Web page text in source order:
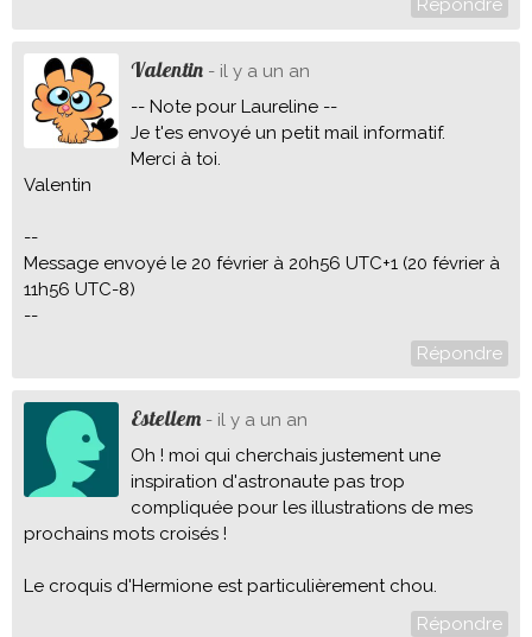
Répondre
Valentin - il y a un an
-- Note pour Laureline --
Je t'es envoyé un petit mail informatif.
Merci à toi.
Valentin
--
Message envoyé le 20 février à 20h56 UTC+1 (20 février à
11h56 UTC-8)
--
Répondre
Estellem- il y a un an
Oh ! moi qui cherchais justement une
inspiration d'astronaute pas trop
compliquée pour les illustrations de mes
prochains mots croisés !
Le croquis d'Hermione est particulièrement chou.
Répondre